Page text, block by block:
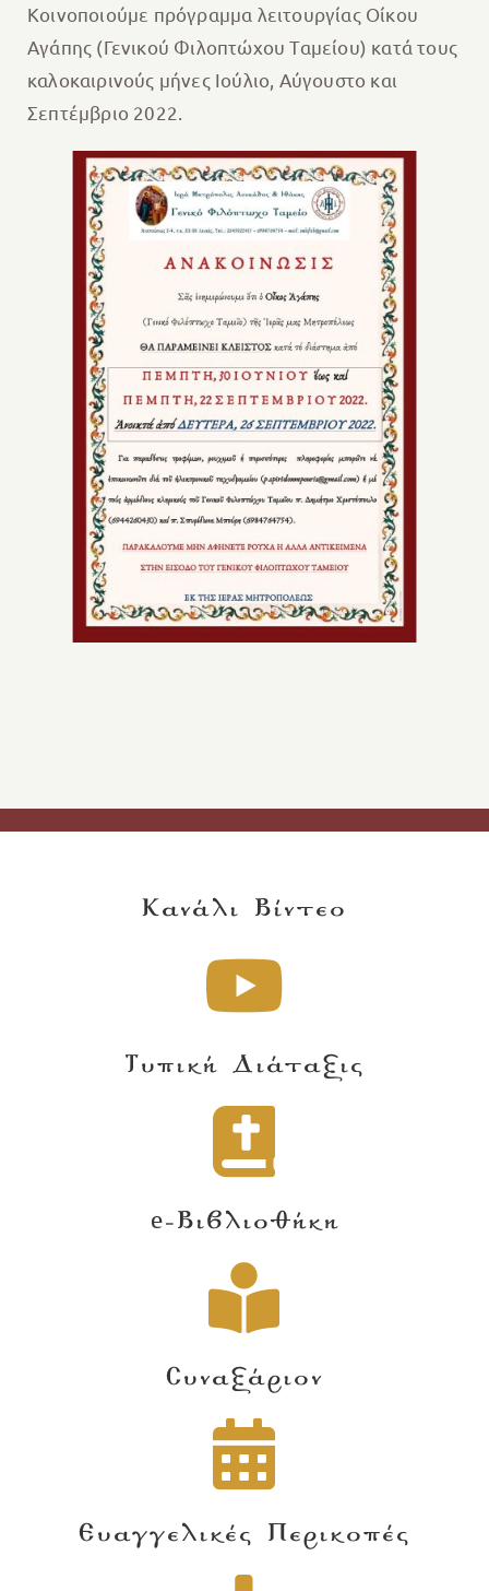
Κοινοποιούμε πρόγραμμα λειτουργίας Οίκου
Αγάπης (Γενικού Φιλοπτώχου Ταμείου) κατά τους
καλοκαιρινούς μήνες Ιούλιο, Αύγουστο και
Σεπτέμβριο 2022.
Κανάλι Βίντεο
Τυπική Διάταξις
e-Βιβλιοθήκη
Συναξάριον
Ευαγγελικές Περικοπές